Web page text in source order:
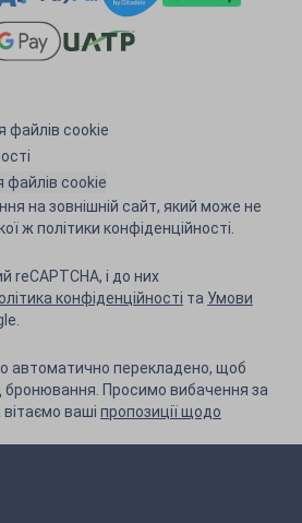
файлів cookie
файлів cookie
на зовнішній сайт, який може не
ж політики конфіденційності.
reCAPTCHA, і до них
конфіденційності та Умови
автоматично перекладено, щоб
Просимо вибачення за
ваші пропозиції щодо